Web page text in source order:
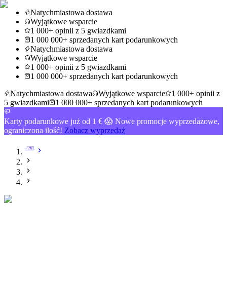
Natychmiastowa dostawa
Wyjątkowe wsparcie
1 000+ opinii z 5 gwiazdkami
1 000 000+ sprzedanych kart podarunkowych
Natychmiastowa dostawa
Wyjątkowe wsparcie
1 000+ opinii z 5 gwiazdkami
1 000 000+ sprzedanych kart podarunkowych
Natychmiastowa dostawa
Wyjątkowe wsparcie
1 000+ opinii z
5 gwiazdkami
1 000 000+ sprzedanych kart podarunkowych
Karty podarunkowe już od 1 € 😱 Nowe promocje wyprzedażowe,
ograniczona ilość! Zobacz wyprzedaż